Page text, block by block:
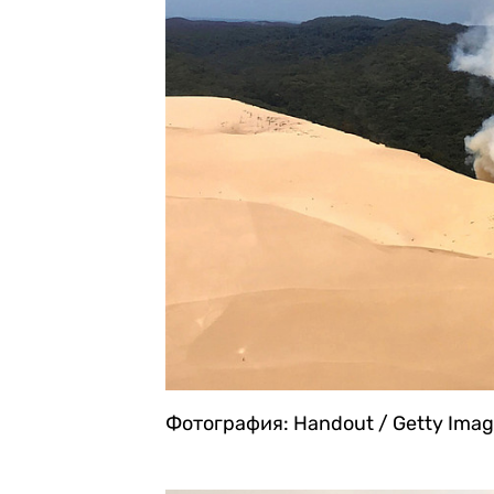
Фотография: Handout / Getty